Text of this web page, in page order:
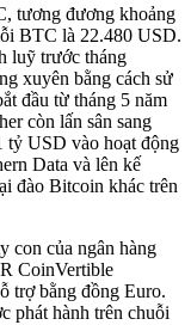
tương đương khoảng
BTC là 22.480 USD.
luỹ trước tháng
xuyên bằng cách sử
đầu từ tháng 5 năm
còn lấn sân sang
USD vào hoạt động
Data và lên kế
đào Bitcoin khác trên
con của ngân hàng
CoinVertible
trợ bằng đồng Euro.
phát hành trên chuỗi